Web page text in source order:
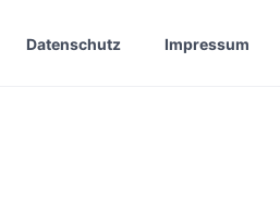
Datenschutz Impressum